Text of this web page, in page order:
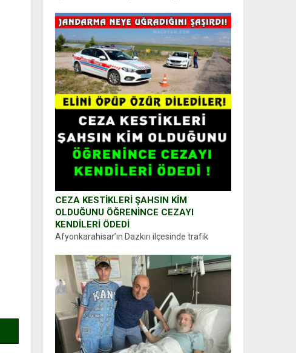
kadın figürlerinden dikkatinizi en...
CEZA KESTİKLERİ ŞAHSIN KİM
OLDUĞUNU ÖĞRENİNCE CEZAYI
KENDİLERİ ÖDEDİ
Afyonkarahisar’ın Dazkırı ilçesinde trafik
durdurdukları bir otomobilin sürücüsünden
ehliyet ve ruhsat sorup belgelerini istedi.
Sürücü Abdurrahman Ö.nün verdiği evraklarda
eksik olduğunu...